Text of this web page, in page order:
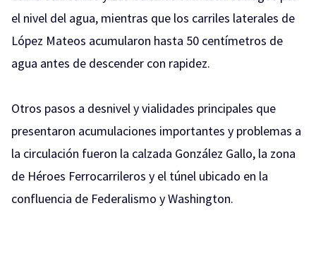
el nivel del agua, mientras que los carriles laterales de
López Mateos acumularon hasta 50 centímetros de
agua antes de descender con rapidez.
Otros pasos a desnivel y vialidades principales que
presentaron acumulaciones importantes y problemas a
la circulación fueron la calzada González Gallo, la zona
de Héroes Ferrocarrileros y el túnel ubicado en la
confluencia de Federalismo y Washington.